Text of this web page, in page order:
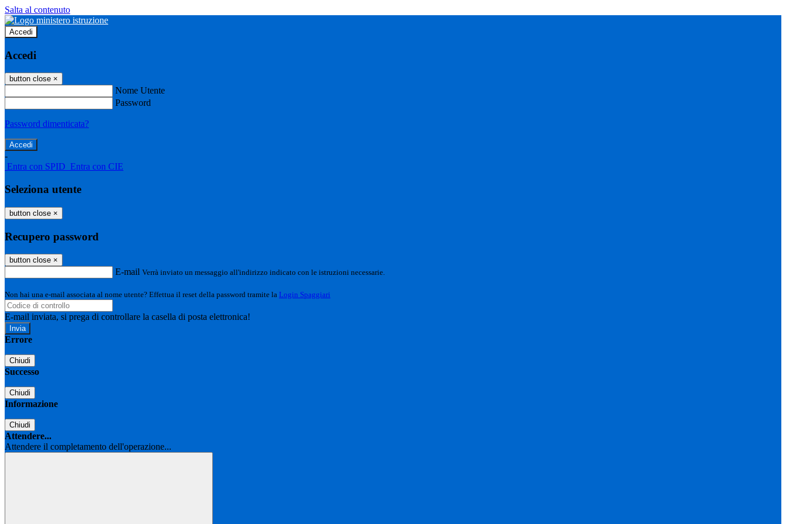
Salta al contenuto
Accedi
Accedi
button close ×
Nome Utente
Password
Password dimenticata?
-
Entra con SPID Entra con CIE
Seleziona utente
button close ×
Recupero password
button close ×
E-mail Verrà inviato un messaggio all'indirizzo indicato con le istruzioni necessarie.
Non hai una e-mail associata al nome utente? Effettua il reset della password tramite la Login Spaggiari
E-mail inviata, si prega di controllare la casella di posta elettronica!
Errore
Chiudi
Successo
Chiudi
Informazione
Chiudi
Attendere...
Attendere il completamento dell'operazione...